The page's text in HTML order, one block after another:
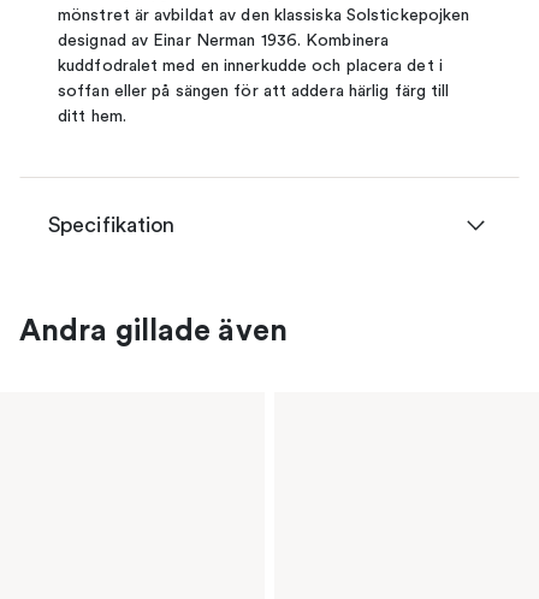
mönstret är avbildat av den klassiska Solstickepojken
designad av Einar Nerman 1936. Kombinera
kuddfodralet med en innerkudde och placera det i
soffan eller på sängen för att addera härlig färg till
ditt hem.
Specifikation
Andra gillade även